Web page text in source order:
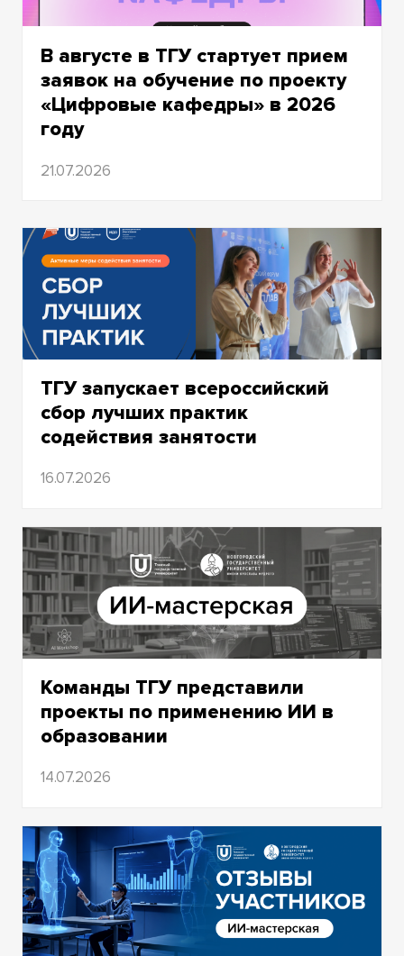
В августе в ТГУ стартует прием
заявок на обучение по проекту
«Цифровые кафедры» в 2026
году
21.07.2026
ТГУ запускает всероссийский
сбор лучших практик
содействия занятости
16.07.2026
Команды ТГУ представили
проекты по применению ИИ в
образовании
14.07.2026